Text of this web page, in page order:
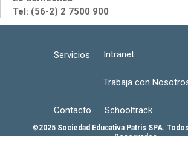
Tel: (56-2) 2 7500 900
Servicios Intranet
Trabaja con
Contacto Schooltrack
©2025 Sociedad Educativa Patris SPA.
Reservados